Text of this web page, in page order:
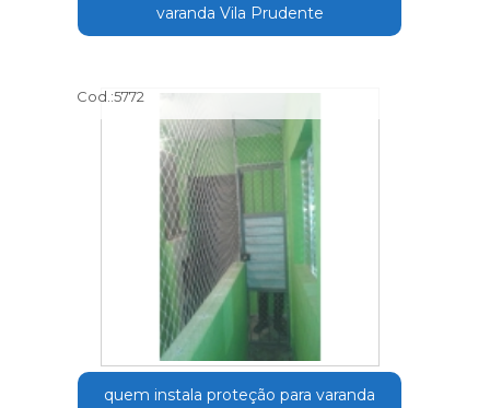
varanda Vila Prudente
Cod.:5772
quem instala proteção para varanda